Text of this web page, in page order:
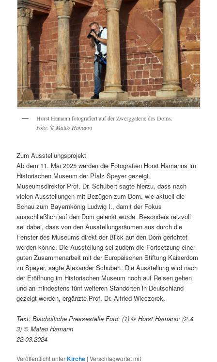
Horst Hamann fotografiert auf der Zwerggalerie des Doms.
Foto: © Mateo Hamann
Zum Ausstellungsprojekt
Ab dem 11. Mai 2025 werden die Fotografien Horst Hamanns im
Historischen Museum der Pfalz Speyer gezeigt.
Museumsdirektor Prof. Dr. Schubert sagte hierzu, dass nach
vielen Ausstellungen mit Bezügen zum Dom, wie aktuell die
Schau zum Bayernkönig Ludwig I., damit der Fokus
ausschließlich auf den Dom gelenkt würde. Besonders reizvoll
sei dabei, dass von den Ausstellungsräumen aus durch die
Fenster des Museums direkt der Blick auf den Dom gerichtet
werden könne. Die Ausstellung sei zudem die Fortsetzung einer
guten Zusammenarbeit mit der Europäischen Stiftung Kaiserdom
zu Speyer, sagte Alexander Schubert. Die Ausstellung wird nach
der Eröffnung im Historischen Museum noch auf Reisen gehen
und an mindestens fünf weiteren Standorten in Deutschland
gezeigt werden, ergänzte Prof. Dr. Alfried Wieczorek.
Text: Bischöfliche Pressestelle Foto: (1) © Horst Hamann; (2 &
3) © Mateo Hamann
22.03.2024
Veröffentlicht unterKirche |Verschlagwortet mit